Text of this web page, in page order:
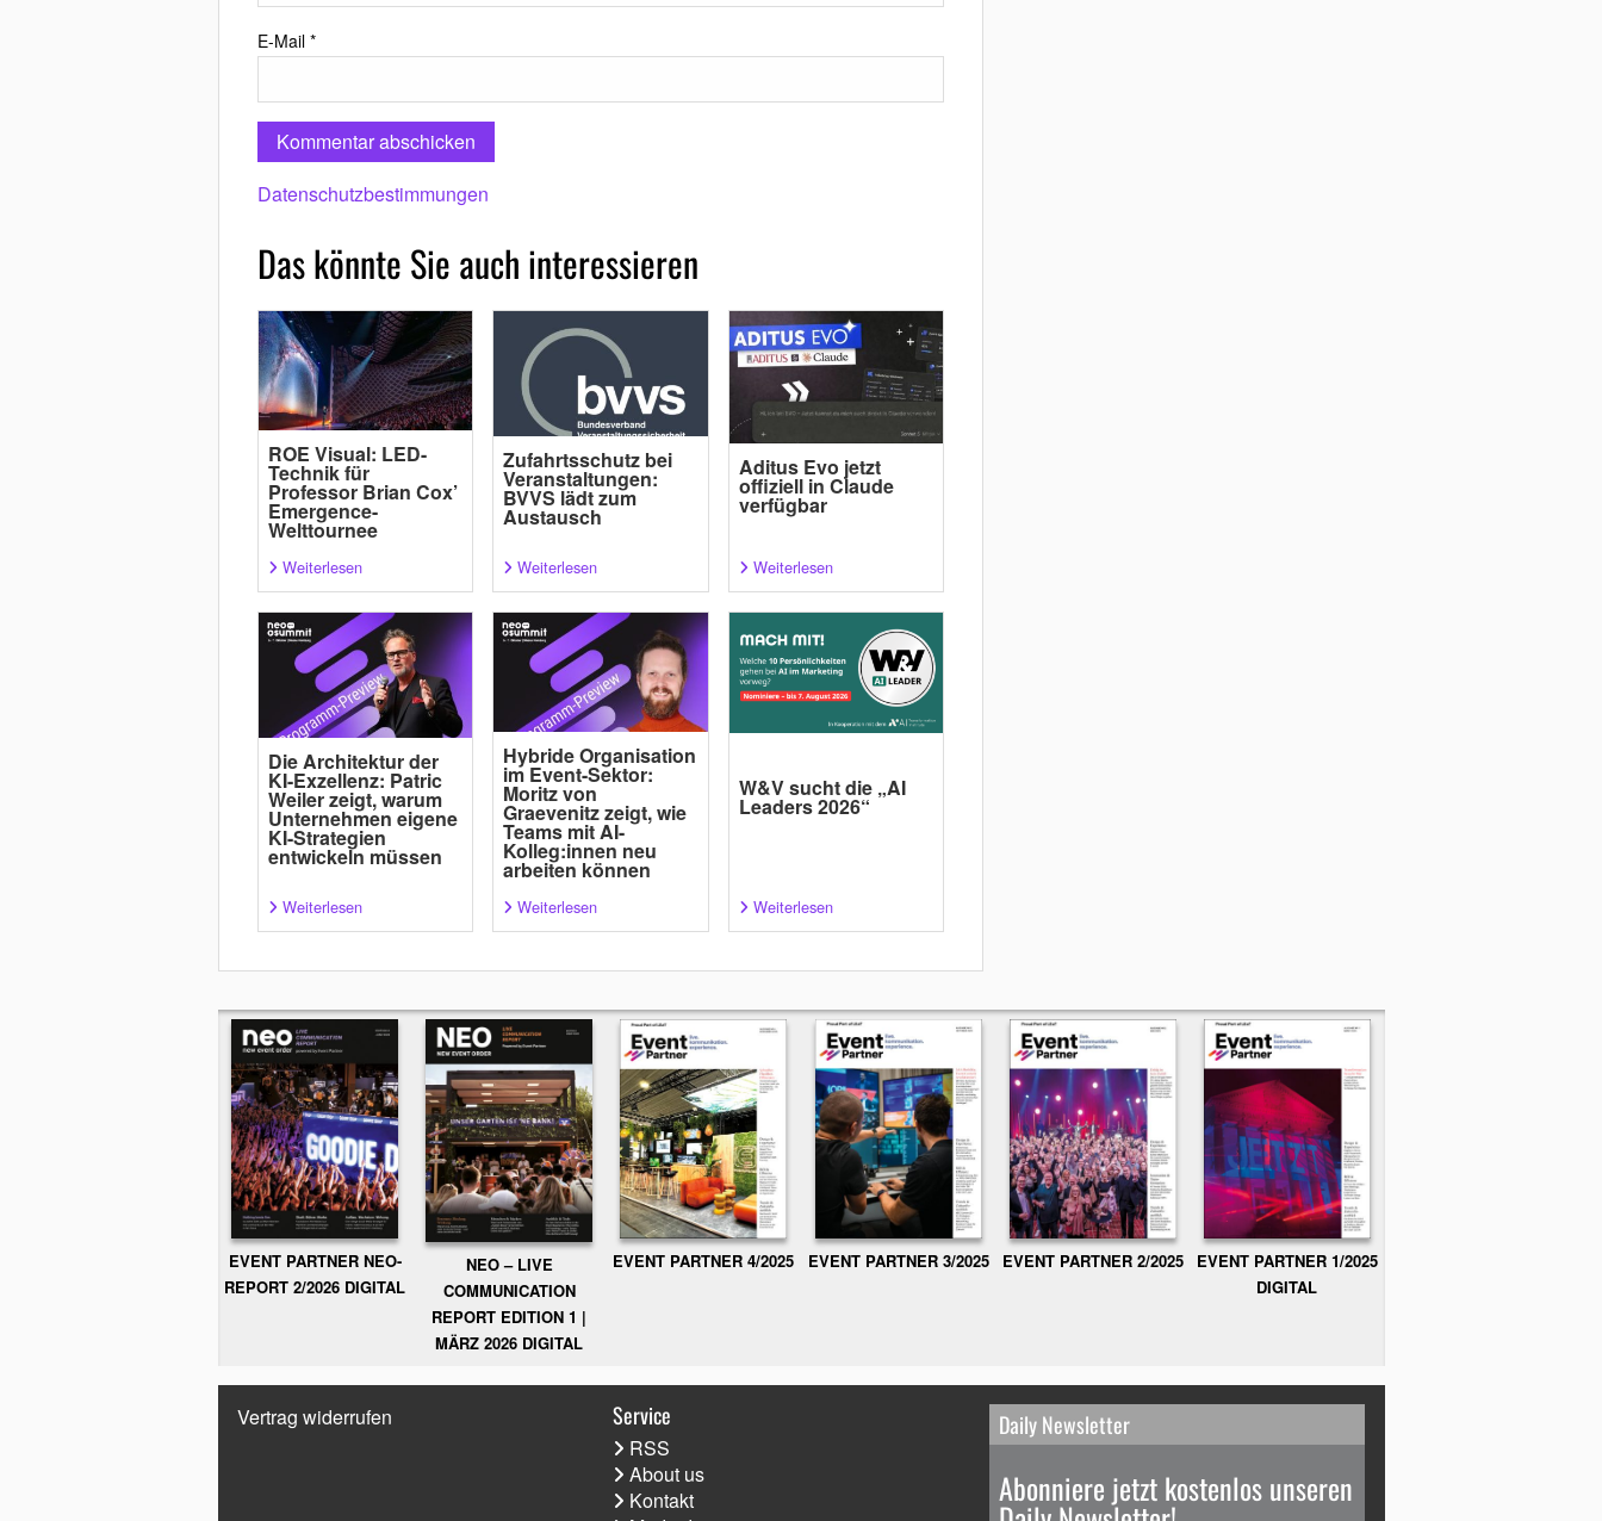
E-Mail *
Datenschutzbestimmungen
Das könnte Sie auch interessieren
ROE Visual: LED-
Technik für
Professor Brian Cox’
Emergence-
Welttournee
Weiterlesen
Zufahrtsschutz bei
Veranstaltungen:
BVVS lädt zum
Austausch
Weiterlesen
Aditus Evo jetzt
offiziell in Claude
verfügbar
Weiterlesen
Die Architektur der
KI-Exzellenz: Patric
Weiler zeigt, warum
Unternehmen eigene
KI-Strategien
entwickeln müssen
Weiterlesen
Hybride Organisation
im Event-Sektor:
Moritz von
Graevenitz zeigt, wie
Teams mit AI-
Kolleg:innen neu
arbeiten können
Weiterlesen
W&V sucht die „AI
Leaders 2026“
Weiterlesen
EVENT PARTNER NEO-
REPORT 2/2026 DIGITAL
NEO – LIVE
COMMUNICATION
REPORT EDITION 1 |
MÄRZ 2026 DIGITAL
EVENT PARTNER 4/2025 EVENT PARTNER 3/2025 EVENT PARTNER 2/2025
EVENT PARTNER 1/2025
DIGITAL
Vertrag widerrufen Service
RSS
About us
Kontakt
Daily Newsletter
Abonniere jetzt kostenlos unseren